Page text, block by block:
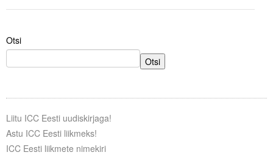
Otsi
Otsi
Liitu ICC Eesti uudiskirjaga!
Astu ICC Eesti liikmeks!
ICC Eesti liikmete nimekiri